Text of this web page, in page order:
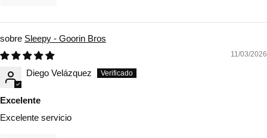
Sleepy - Goorin Bros
11/03/2026
Diego Velázquez
Excelente
Excelente servicio